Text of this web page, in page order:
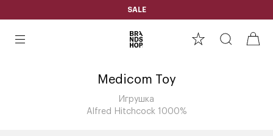
SALE
Medicom Toy
Игрушка
Alfred Hitchcock 1000%